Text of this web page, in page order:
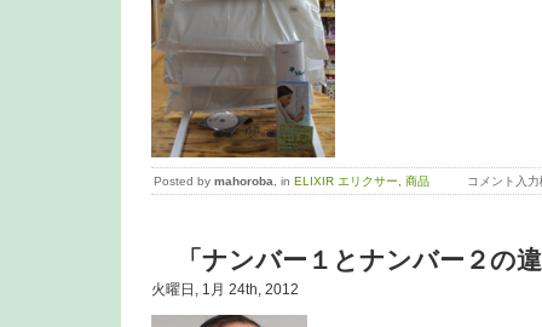
Posted by mahoroba , in ELIXIR エリクサー 商品 コメント入力
「ナンバー１とナンバー２の
火曜日, 1月 24th, 2012